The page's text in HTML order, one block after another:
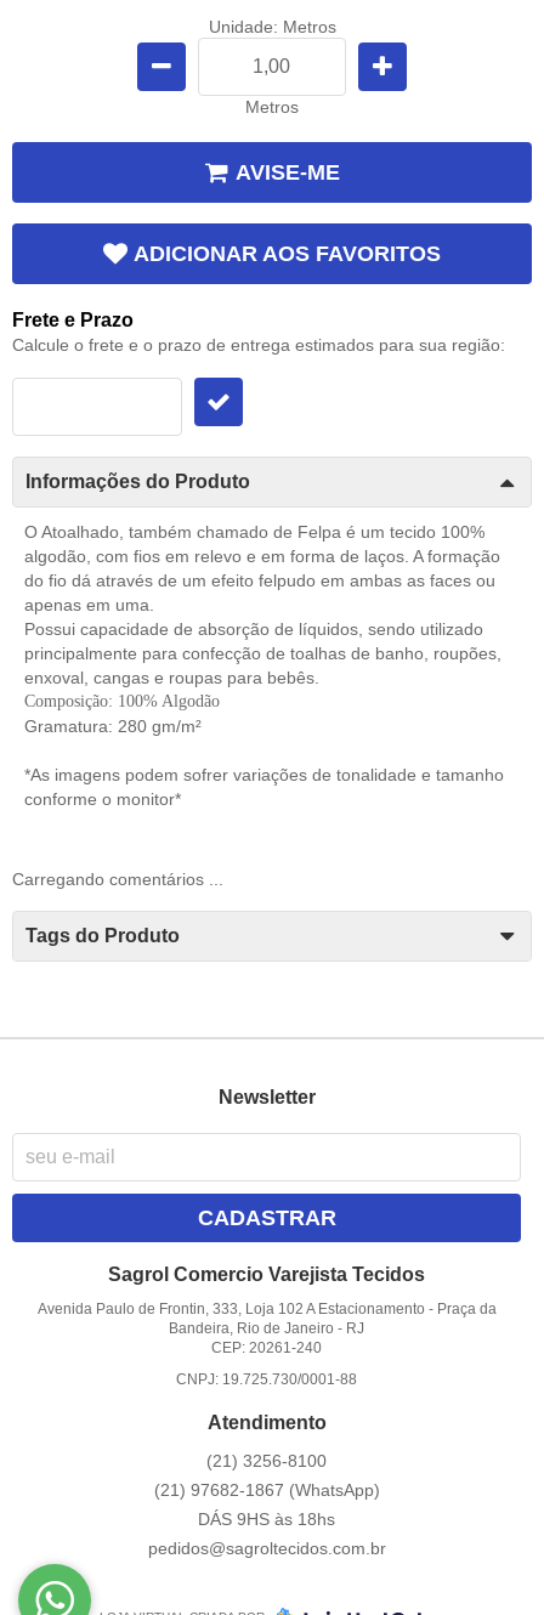
Unidade: Metros
Metros
AVISE-ME
ADICIONAR AOS FAVORITOS
Frete e Prazo
Calcule o frete e o prazo de entrega estimados para sua região:
Informações do Produto
O Atoalhado, também chamado de Felpa é um tecido 100%
algodão, com fios em relevo e em forma de laços. A formação
do fio dá através de um efeito felpudo em ambas as faces ou
apenas em uma.
Possui capacidade de absorção de líquidos, sendo utilizado
principalmente para confecção de toalhas de banho, roupões,
enxoval, cangas e roupas para bebês.
Composição: 100% Algodão
Gramatura: 280 gm/m²
*As imagens podem sofrer variações de tonalidade e tamanho
conforme o monitor*
Carregando comentários ...
Tags do Produto
Newsletter
CADASTRAR
Sagrol Comercio Varejista Tecidos
Avenida Paulo de Frontin, 333, Loja 102 A Estacionamento - Praça da
Bandeira, Rio de Janeiro - RJ
CEP: 20261-240
CNPJ: 19.725.730/0001-88
Atendimento
(21) 3256-8100
(21) 97682-1867 (WhatsApp)
DÁS 9HS às 18hs
pedidos@sagroltecidos.com.br